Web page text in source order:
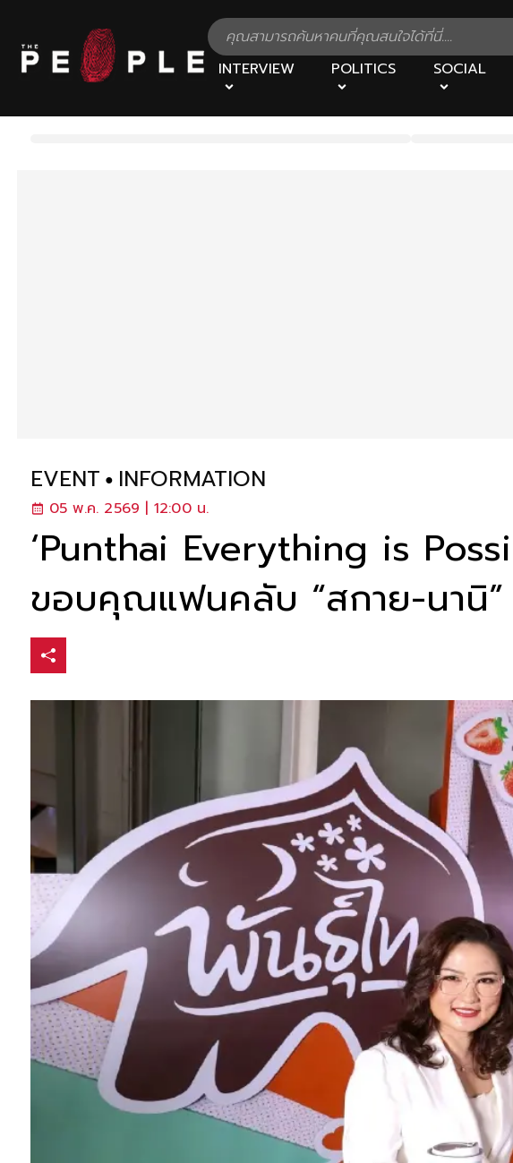
INTERVIEW POLITICS SOCIAL
EVENT INFORMATION
05 พ.ค. 2569 | 12:00 น.
‘Punthai Everything is
ขอบคุณแฟนคลับ “สกาย-นานิ”